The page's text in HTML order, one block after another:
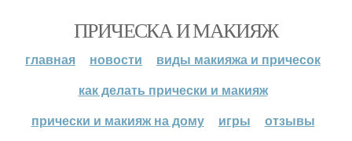
ПРИЧЕСКА И МАКИЯЖ
главная новости
виды макияжа и причесок
как делать прически и макияж
прически и макияж на дому
игры отзывы